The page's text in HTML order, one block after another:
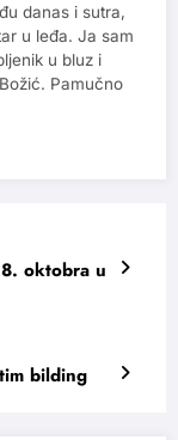
danas i sutra,
u leđa. Ja sam
u bluz i
Pamučno
oktobra u
bilding